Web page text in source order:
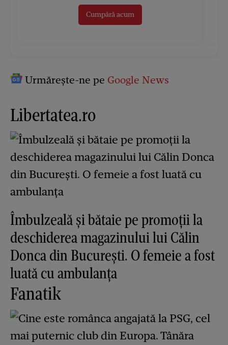
Cumpără acum
Urmărește-ne pe Google News
Libertatea.ro
Îmbulzeală și bătaie pe promoții la
deschiderea magazinului lui Călin
Donca din București. O femeie a fost
luată cu ambulanța
Fanatik